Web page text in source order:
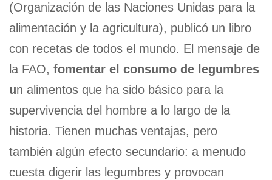
(Organización de las Naciones Unidas para la
alimentación y la agricultura), publicó un libro
con recetas de todos el mundo. El mensaje de
la FAO, fomentar el consumo de legumbres
un alimentos que ha sido básico para la
supervivencia del hombre a lo largo de la
historia. Tienen muchas ventajas, pero
también algún efecto secundario: a menudo
cuesta digerir las legumbres y provocan